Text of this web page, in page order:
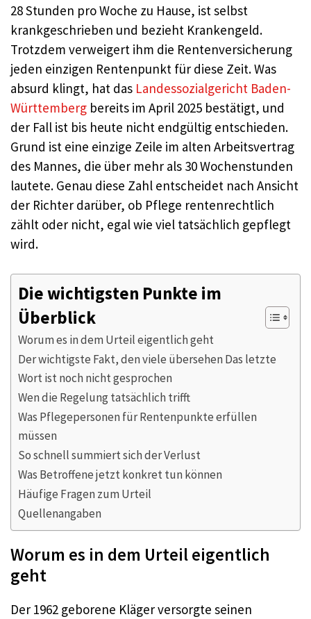
28 Stunden pro Woche zu Hause, ist selbst
krankgeschrieben und bezieht Krankengeld.
Trotzdem verweigert ihm die Rentenversicherung
jeden einzigen Rentenpunkt für diese Zeit. Was
absurd klingt, hat das Landessozialgericht Baden-
Württemberg bereits im April 2025 bestätigt, und
der Fall ist bis heute nicht endgültig entschieden.
Grund ist eine einzige Zeile im alten Arbeitsvertrag
des Mannes, die über mehr als 30 Wochenstunden
lautete. Genau diese Zahl entscheidet nach Ansicht
der Richter darüber, ob Pflege rentenrechtlich
zählt oder nicht, egal wie viel tatsächlich gepflegt
wird.
Die wichtigsten Punkte im
Überblick
Worum es in dem Urteil eigentlich geht
Der wichtigste Fakt, den viele übersehen Das letzte
Wort ist noch nicht gesprochen
Wen die Regelung tatsächlich trifft
Was Pflegepersonen für Rentenpunkte erfüllen
müssen
So schnell summiert sich der Verlust
Was Betroffene jetzt konkret tun können
Häufige Fragen zum Urteil
Quellenangaben
Worum es in dem Urteil eigentlich
geht
Der 1962 geborene Kläger versorgte seinen